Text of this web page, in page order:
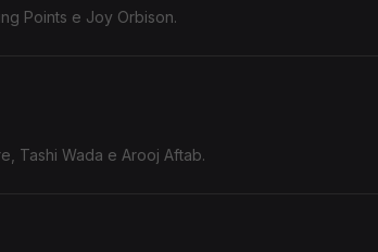
Points e Joy Orbison.
Tashi Wada e Arooj Aftab.